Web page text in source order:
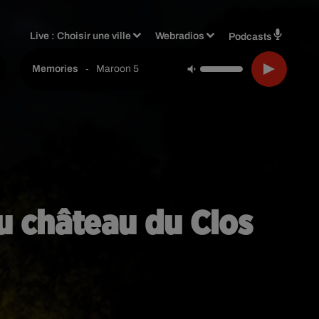
Live :Choisir une ville Webradios Podcasts
Memories - Maroon 5
château du Clos